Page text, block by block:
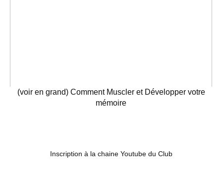
(voir en grand) Comment Muscler et Développer votre
mémoire
Inscription à la chaine Youtube du Club